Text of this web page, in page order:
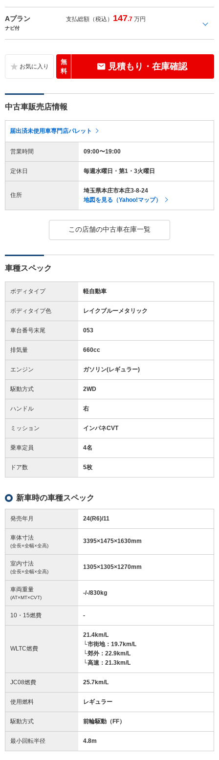
Aプラン 支払総額（税込） 147.7 万円
ナビ付
無
料
見積もり・在庫確認
中古車販売店情報
届出済未使用車専門店パレット
営業時間 09:00〜19:00
定休日 毎週水曜日・第1・3火曜日
住所
埼玉県本庄市本庄3-8-24
地図を見る（Yahoo!マップ）
この店舗の中古車在庫一覧
車種スペック
ボディタイプ 軽自動車
ボディタイプ色 レイクブルーメタリック
車台番号末尾 053
排気量 660cc
エンジン ガソリン(レギュラー)
駆動方式 2WD
ハンドル 右
ミッション インパネCVT
乗車定員 4名
ドア数 5枚
新車時の車種スペック
発売年月 24(R6)/11
車体寸法
(全長×全幅×全高)
3395×1475×1630mm
室内寸法
(全長×全幅×全高)
1305×1305×1270mm
車両重量
(AT×MT×CVT)
-/-/830kg
10・15燃費 -
WLTC燃費
21.4km/L
└市街地：19.7km/L
└郊外：22.9km/L
└高速：21.3km/L
JC08燃費 25.7km/L
使用燃料 レギュラー
駆動方式 前輪駆動（FF）
最小回転半径 4.8m